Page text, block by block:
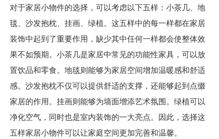
对于家居小物件的选择，可以考虑以下五样：小茶几、地
毯、沙发抱枕、挂画、绿植。这五样中的每一样都在家居
装饰中起到了重要作用，缺少其中任何一样都会使整体效
果不如预期。小茶几是家居中常见的功能性家具，可以放
置饮品和零食。地毯则能够为家居空间增加温暖感和舒适
感。沙发抱枕不仅可以提供舒适的支撑，还能够起到点缀
家居的作用。挂画则能够为墙面增添艺术氛围。绿植可以
净化空气，同时也是室内装饰的一大亮点。因此，选择这
五样家居小物件可以让家庭空间更加完善和温馨。